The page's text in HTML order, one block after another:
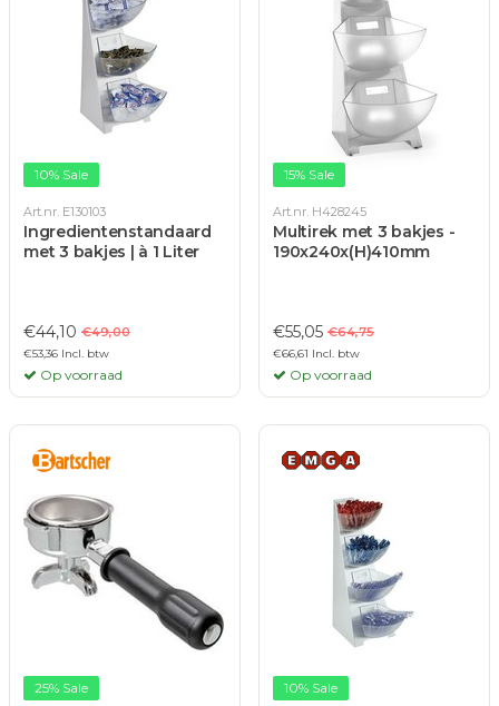
10% Sale
Art.nr. E130103
Ingredientenstandaard
met 3 bakjes | à 1 Liter
€44,10 €49,00
€53,36 Incl. btw
Op voorraad
15% Sale
Art.nr. H428245
Multirek met 3 bakjes -
190x240x(H)410mm
€55,05 €64,75
€66,61 Incl. btw
Op voorraad
25% Sale 10% Sale